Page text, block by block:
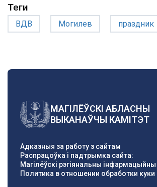
Теги
ВДВ Могилев праздник
МАГІЛЁЎСКІ АБЛАСНЫ
ВЫКАНАЎЧЫ КАМІТЭТ
Адказныя за работу з сайтам
Распрацоўка і падтрымка сайта:
Магілёўскі рэгіянальны
Политика в отношении обработки куки